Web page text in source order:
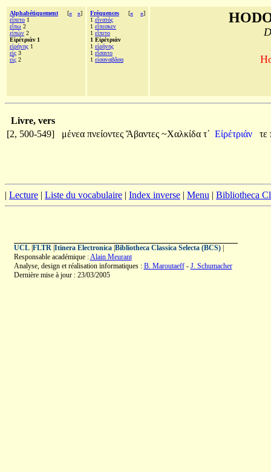
Alphabétiquement [« »]
εἵπετο 1
εἴπω 2
εἰπὼν 2
Εἰρέτριάν 1
εἰρήνης 1
εἰς 3
εἷς 2
Fréquences [« »]
1 εἴνατός
1 εἴπεσκεν
1 εἵπετο
1 Εἰρέτριάν
1 εἰρήνης
1 εἴσαιτο
1 εἰσαναβᾶσα
Livre, vers
[2, 500-549]
μένεα πνείοντες Ἄβαντες ~Χαλκίδα τ᾽ Εἰρέτριάν τε
| Lecture | Liste du vocabulaire | Index inverse | Menu | Bibliotheca
UCL| FLTR| Itinera Electronica| Bibliotheca Classica Selecta (BCS)|
Responsable académique :Alain Meurant
Analyse, design et réalisation informatiques : B. Maroutaeff- J. Schumacher
Dernière mise à jour : 23/03/2005